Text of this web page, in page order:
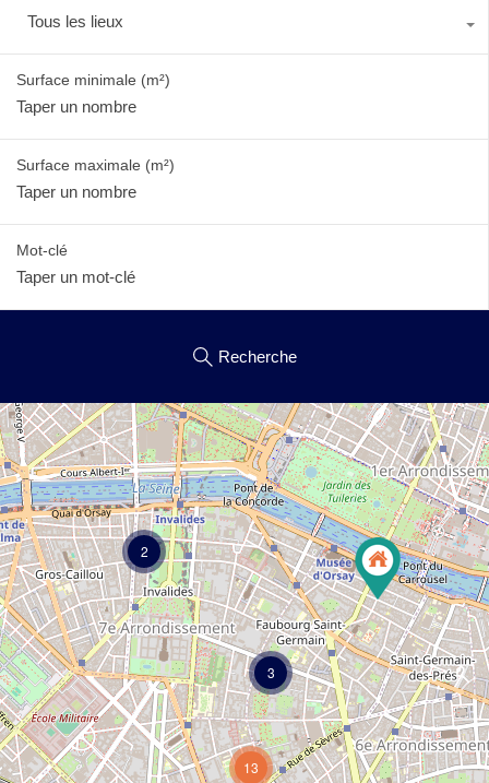
Tous les lieux
Surface minimale (m²)
Surface maximale (m²)
Mot-clé
Recherche
2
3
13